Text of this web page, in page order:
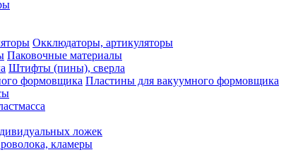
Окклюдаторы, артикуляторы
Паковочные материалы
Штифты (пины), сверла
Пластины для вакуумного формовщика
ложек
кламеры